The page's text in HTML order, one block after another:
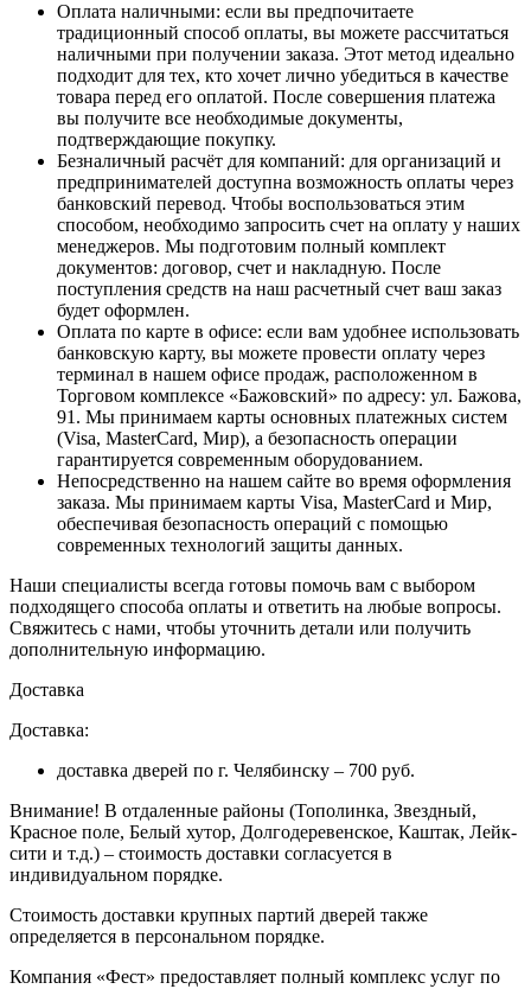
Оплата наличными: если вы предпочитаете
традиционный способ оплаты, вы можете рассчитаться
наличными при получении заказа. Этот метод идеально
подходит для тех, кто хочет лично убедиться в качестве
товара перед его оплатой. После совершения платежа
вы получите все необходимые документы,
подтверждающие покупку.
Безналичный расчёт для компаний: для организаций и
предпринимателей доступна возможность оплаты через
банковский перевод. Чтобы воспользоваться этим
способом, необходимо запросить счет на оплату у наших
менеджеров. Мы подготовим полный комплект
документов: договор, счет и накладную. После
поступления средств на наш расчетный счет ваш заказ
будет оформлен.
Оплата по карте в офисе: если вам удобнее использовать
банковскую карту, вы можете провести оплату через
терминал в нашем офисе продаж, расположенном в
Торговом комплексе «Бажовский» по адресу: ул. Бажова,
91. Мы принимаем карты основных платежных систем
(Visa, MasterCard, Мир), а безопасность операции
гарантируется современным оборудованием.
Непосредственно на нашем сайте во время оформления
заказа. Мы принимаем карты Visa, MasterCard и Мир,
обеспечивая безопасность операций с помощью
современных технологий защиты данных.
Наши специалисты всегда готовы помочь вам с выбором
подходящего способа оплаты и ответить на любые вопросы.
Свяжитесь с нами, чтобы уточнить детали или получить
дополнительную информацию.
Доставка
Доставка:
доставка дверей по г. Челябинску – 700 руб.
Внимание! В отдаленные районы (Тополинка, Звездный,
Красное поле, Белый хутор, Долгодеревенское, Каштак, Лейк-
сити и т.д.) – стоимость доставки согласуется в
индивидуальном порядке.
Стоимость доставки крупных партий дверей также
определяется в персональном порядке.
Компания «Фест» предоставляет полный комплекс услуг по